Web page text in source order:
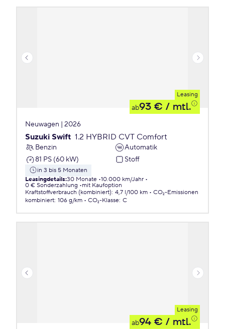
Leasing
ab93 € / mtl.
Neuwagen | 2026
Suzuki Swift 1.2 HYBRID CVT Comfort
Benzin
Automatik
81 PS (60 kW)
Stoff
in 3 bis 5 Monaten
Leasingdetails:30 Monate 10.000 km/Jahr
0 € Sonderzahlung
mit Kaufoption
Kraftstoffverbrauch (kombiniert): 4,7 l/100 km
CO₂-Emissionen
kombiniert: 106 g/km CO₂-Klasse: C
Leasing
ab94 € / mtl.